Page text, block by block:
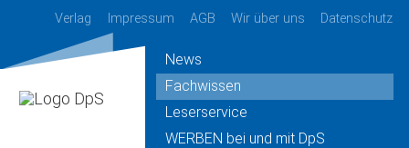
Verlag Impressum AGB Wir über uns Datenschutz
News
Fachwissen
Leserservice
WERBEN bei und mit DpS